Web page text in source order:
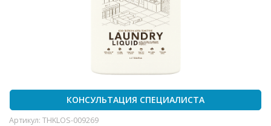
КОНСУЛЬТАЦИЯ СПЕЦИАЛИСТА
Артикул: THKLOS-009269